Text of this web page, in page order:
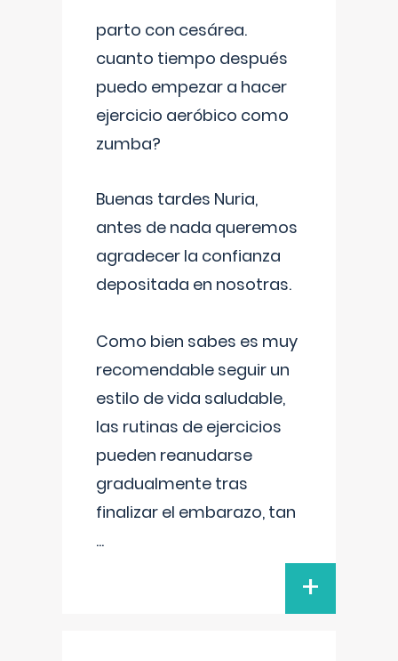
parto con cesárea.
cuanto tiempo después
puedo empezar a hacer
ejercicio aeróbico como
zumba?
Buenas tardes Nuria,
antes de nada queremos
agradecer la confianza
depositada en nosotras.
Como bien sabes es muy
recomendable seguir un
estilo de vida saludable,
las rutinas de ejercicios
pueden reanudarse
gradualmente tras
finalizar el embarazo, tan
...
+